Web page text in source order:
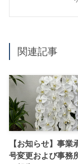
関連記事
【お知らせ】事業
号変更および事務